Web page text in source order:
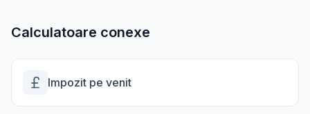
Calculatoare conexe
Impozit pe venit